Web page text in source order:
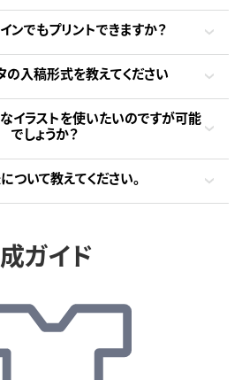
ンでもプリントできますか？
の入稿形式を教えてください
イラストを使いたいのですが可能
でしょうか？
ついて教えてください。
ガイド